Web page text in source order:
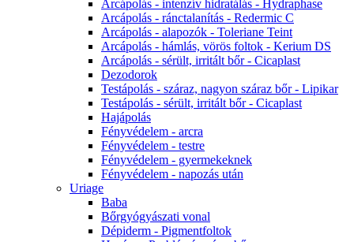
Arcápolás - intenzív hidratálás - Hydraphase
Arcápolás - ránctalanítás - Redermic C
Arcápolás - alapozók - Toleriane Teint
Arcápolás - hámlás, vörös foltok - Kerium DS
Arcápolás - sérült, irritált bőr - Cicaplast
Dezodorok
Testápolás - száraz, nagyon száraz bőr - Lipikar
Testápolás - sérült, irritált bőr - Cicaplast
Hajápolás
Fényvédelem - arcra
Fényvédelem - testre
Fényvédelem - gyermekeknek
Fényvédelem - napozás után
Uriage
Baba
Bőrgyógyászati vonal
Dépiderm - Pigmentfoltok